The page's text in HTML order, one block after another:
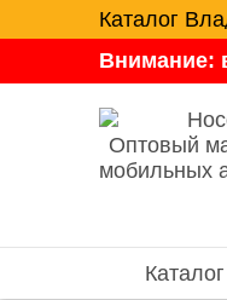
Каталог
Внимание:
Оптовый
мобильных
Каталог